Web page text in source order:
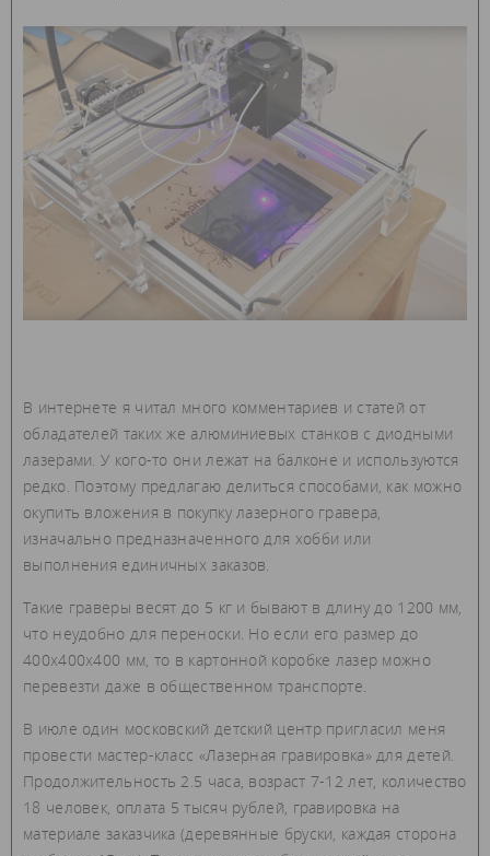
В интернете я читал много комментариев и статей от
обладателей таких же алюминиевых станков с диодными
лазерами. У кого-то они лежат на балконе и используются
редко. Поэтому предлагаю делиться способами, как можно
окупить вложения в покупку лазерного гравера,
изначально предназначенного для хобби или
выполнения единичных заказов.
Такие граверы весят до 5 кг и бывают в длину до 1200 мм,
что неудобно для переноски. Но если его размер до
400х400х400 мм, то в картонной коробке лазер можно
перевезти даже в общественном транспорте.
В июле один московский детский центр пригласил меня
провести мастер-класс «Лазерная гравировка» для детей.
Продолжительность 2.5 часа, возраст 7-12 лет, количество
18 человек, оплата 5 тысяч рублей, гравировка на
материале заказчика (деревянные бруски, каждая сторона